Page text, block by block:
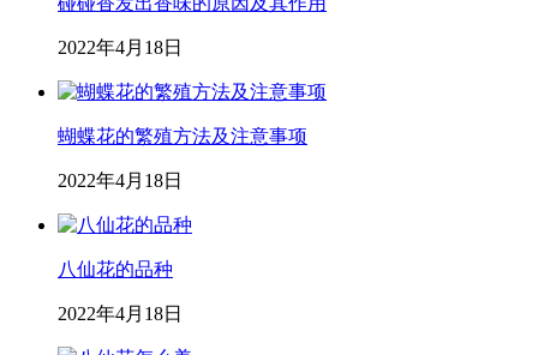
2022年4月18日
蝴蝶花的繁殖方法及注意事项
2022年4月18日
八仙花的品种
2022年4月18日